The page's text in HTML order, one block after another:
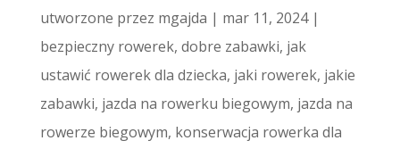
utworzone przez mgajda | mar 11, 2024|
bezpieczny rowerek, dobre zabawki, jak
ustawić rowerek dla dziecka, jaki rowerek, jakie
zabawki, jazda na rowerku biegowym, jazda na
rowerze biegowym, konserwacja rowerka dla